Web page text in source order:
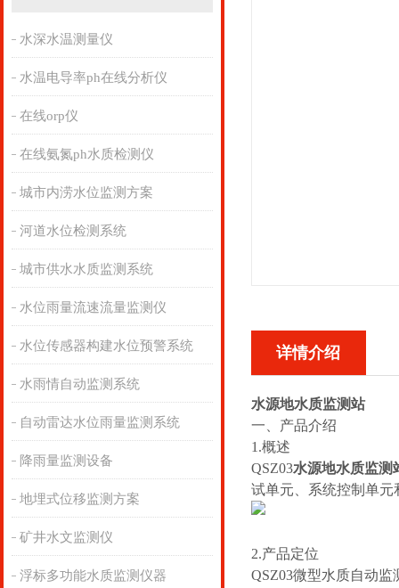
水深水温测量仪
水温电导率ph在线分析仪
在线orp仪
在线氨氮ph水质检测仪
城市内涝水位监测方案
河道水位检测系统
城市供水水质监测系统
水位雨量流速流量监测仪
水位传感器构建水位预警系统
水雨情自动监测系统
自动雷达水位雨量监测系统
降雨量监测设备
地埋式位移监测方案
矿井水文监测仪
浮标多功能水质监测仪器
详情介绍
水源地水质监测站
一、产品介绍
1.概述
QSZ03水源地水质监测
试单元、系统控制单
2.产品定位
QSZ03微型水质自动监